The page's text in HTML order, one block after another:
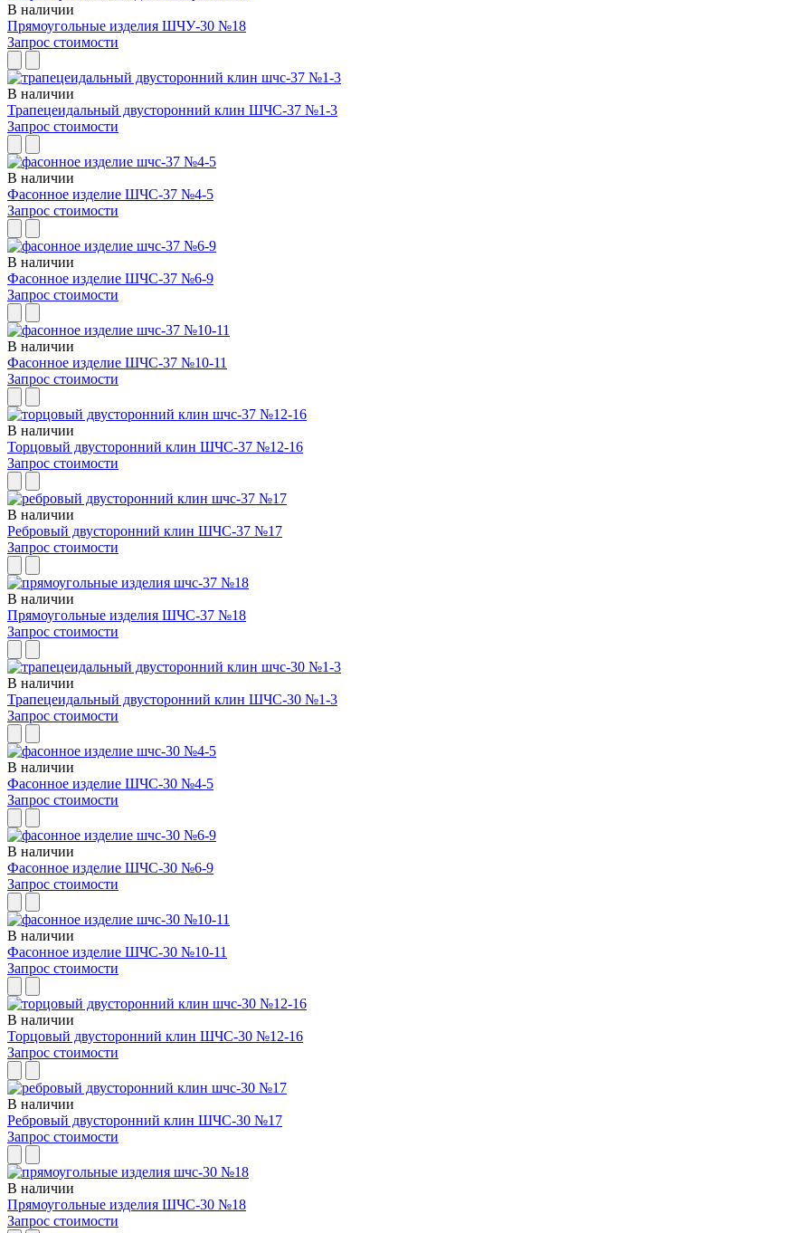
В наличии
Прямоугольные изделия ШЧУ-30 №18
Запрос стоимости
В наличии
Трапецеидальный двусторонний клин ШЧС-37 №1-3
Запрос стоимости
В наличии
Фасонное изделие ШЧС-37 №4-5
Запрос стоимости
В наличии
Фасонное изделие ШЧС-37 №6-9
Запрос стоимости
В наличии
Фасонное изделие ШЧС-37 №10-11
Запрос стоимости
В наличии
Торцовый двусторонний клин ШЧС-37 №12-16
Запрос стоимости
В наличии
Ребровый двусторонний клин ШЧС-37 №17
Запрос стоимости
В наличии
Прямоугольные изделия ШЧС-37 №18
Запрос стоимости
В наличии
Трапецеидальный двусторонний клин ШЧС-30 №1-3
Запрос стоимости
В наличии
Фасонное изделие ШЧС-30 №4-5
Запрос стоимости
В наличии
Фасонное изделие ШЧС-30 №6-9
Запрос стоимости
В наличии
Фасонное изделие ШЧС-30 №10-11
Запрос стоимости
В наличии
Торцовый двусторонний клин ШЧС-30 №12-16
Запрос стоимости
В наличии
Ребровый двусторонний клин ШЧС-30 №17
Запрос стоимости
В наличии
Прямоугольные изделия ШЧС-30 №18
Запрос стоимости